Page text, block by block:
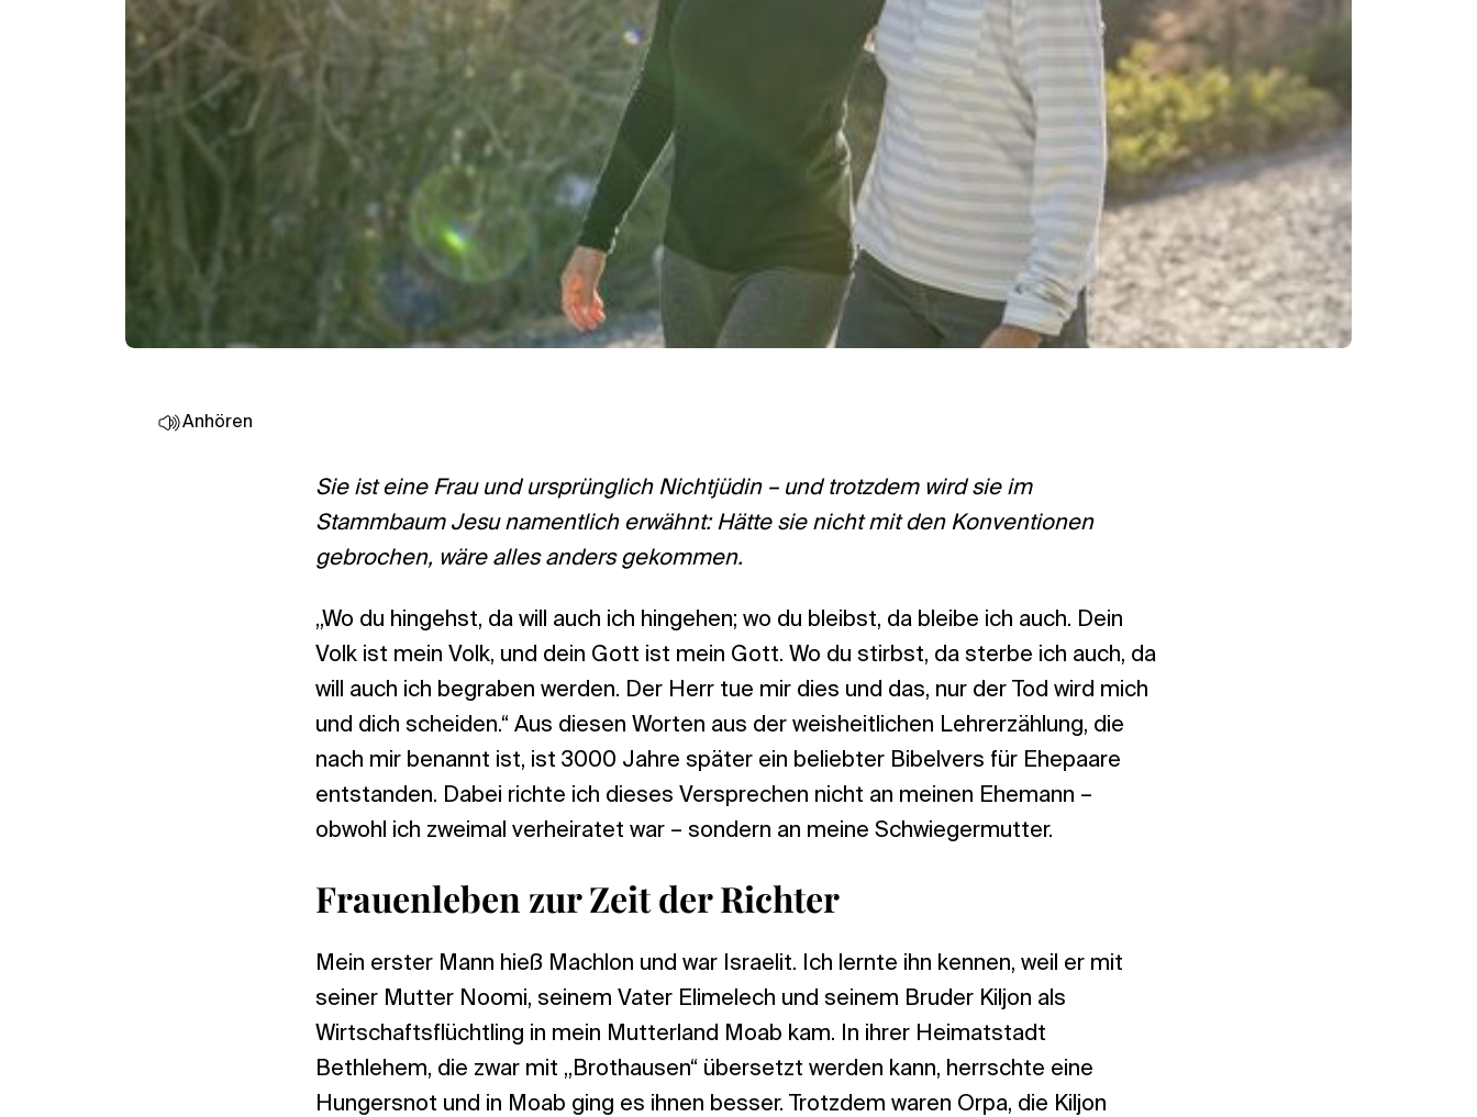
Anhören
Sie ist eine Frau und ursprünglich Nichtjüdin – und trotzdem wird sie im
Stammbaum Jesu namentlich erwähnt: Hätte sie nicht mit den Konventionen
gebrochen, wäre alles anders gekommen.
„Wo du hingehst, da will auch ich hingehen; wo du bleibst, da bleibe ich auch. Dein
Volk ist mein Volk, und dein Gott ist mein Gott. Wo du stirbst, da sterbe ich auch, da
will auch ich begraben werden. Der Herr tue mir dies und das, nur der Tod wird mich
und dich scheiden.“ Aus diesen Worten aus der weisheitlichen Lehrerzählung, die
nach mir benannt ist, ist 3000 Jahre später ein beliebter Bibelvers für Ehepaare
entstanden. Dabei richte ich dieses Versprechen nicht an meinen Ehemann –
obwohl ich zweimal verheiratet war – sondern an meine Schwiegermutter.
Frauenleben zur Zeit der Richter
Mein erster Mann hieß Machlon und war Israelit. Ich lernte ihn kennen, weil er mit
seiner Mutter Noomi, seinem Vater Elimelech und seinem Bruder Kiljon als
Wirtschaftsflüchtling in mein Mutterland Moab kam. In ihrer Heimatstadt
Bethlehem, die zwar mit „Brothausen“ übersetzt werden kann, herrschte eine
Hungersnot und in Moab ging es ihnen besser. Trotzdem waren Orpa, die Kiljon